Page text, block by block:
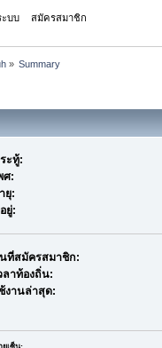
ะบบ สมัครสมาชิก
» Summary
ะทู้:
ศ:
ยุ:
ยู่:
ที่สมัครสมาชิก:
ลาท้องถิ่น:
งานล่าสุด: